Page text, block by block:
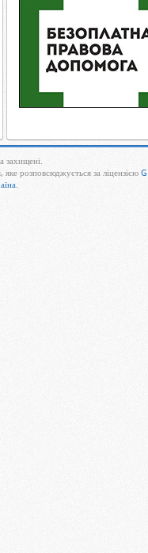
захищені.
розповсюджується за ліцензією
.